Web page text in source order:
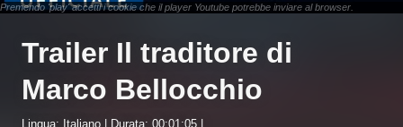
Premendo 'play' accetti i cookie che il player Youtube potrebbe inviare al browser.
Trailer Il traditore di
Marco Bellocchio
Lingua: Italiano | Durata: 00:01:05 |